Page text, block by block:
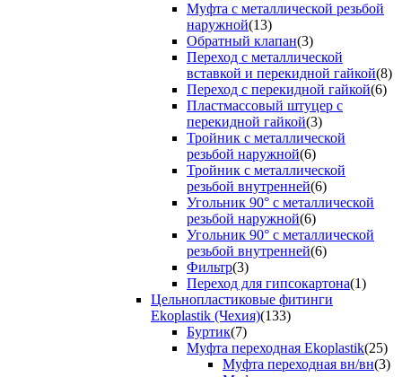
Муфта с металлической резьбой
наружной(13)
Обратный клапан(3)
Переход с металлической
вставкой и перекидной гайкой(8)
Переход с перекидной гайкой(6)
Пластмассовый штуцер с
перекидной гайкой(3)
Тройник с металлической
резьбой наружной(6)
Тройник с металлической
резьбой внутренней(6)
Угольник 90° с металлической
резьбой наружной(6)
Угольник 90° с металлической
резьбой внутренней(6)
Фильтр(3)
Переход для гипсокартона(1)
Цельнопластиковые фитинги
Ekoplastik (Чехия)(133)
Буртик(7)
Муфта переходная Ekoplastik(25)
Муфта переходная вн/вн(3)